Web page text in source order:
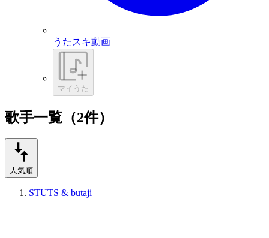
うたスキ動画
マイうた
歌手一覧（2件）
人気順
STUTS & butaji